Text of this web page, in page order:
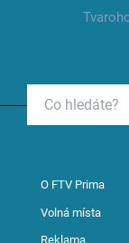
O FTV Prima
Volná místa
Reklama